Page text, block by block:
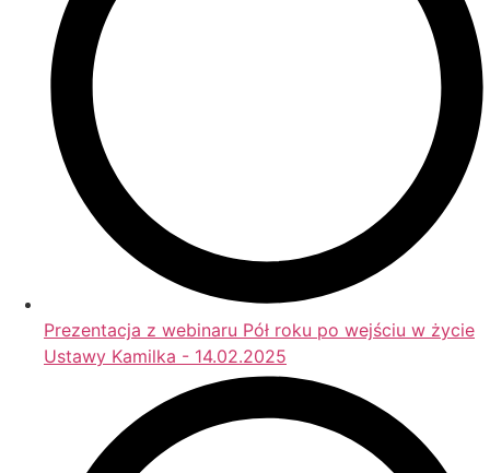
Prezentacja z webinaru Pół roku po wejściu w życie
Ustawy Kamilka - 14.02.2025